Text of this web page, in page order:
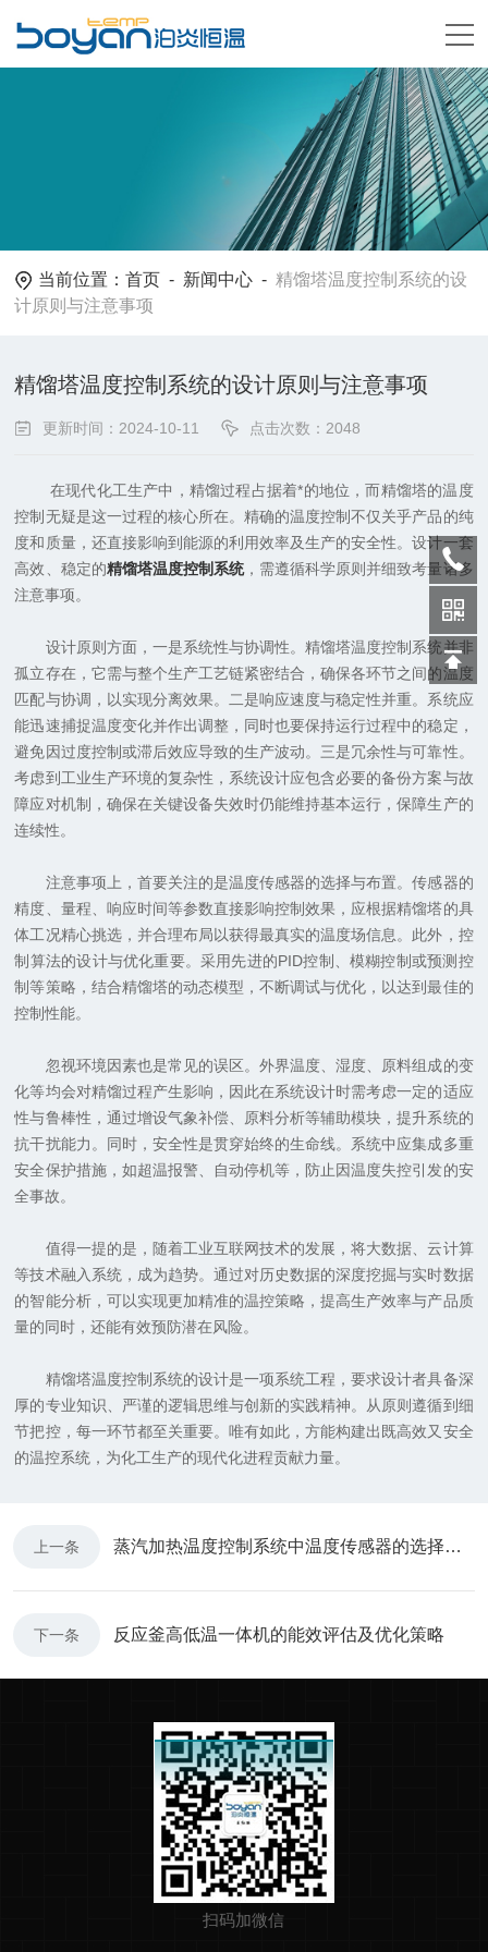
当前位置：首页 - 新闻中心 - 精馏塔温度控制系统的设
计原则与注意事项
精馏塔温度控制系统的设计原则与注意事项
更新时间：2024-10-11 点击次数：2048
在现代化工生产中，精馏过程占据着*的地位，而精馏塔的温度
控制无疑是这一过程的核心所在。精确的温度控制不仅关乎产品的纯
度和质量，还直接影响到能源的利用效率及生产的安全性。设计一套
高效、稳定的精馏塔温度控制系统，需遵循科学原则并细致考量诸多
注意事项。
设计原则方面，一是系统性与协调性。精馏塔温度控制系统并非
孤立存在，它需与整个生产工艺链紧密结合，确保各环节之间的温度
匹配与协调，以实现分离效果。二是响应速度与稳定性并重。系统应
能迅速捕捉温度变化并作出调整，同时也要保持运行过程中的稳定，
避免因过度控制或滞后效应导致的生产波动。三是冗余性与可靠性。
考虑到工业生产环境的复杂性，系统设计应包含必要的备份方案与故
障应对机制，确保在关键设备失效时仍能维持基本运行，保障生产的
连续性。
注意事项上，首要关注的是温度传感器的选择与布置。传感器的
精度、量程、响应时间等参数直接影响控制效果，应根据精馏塔的具
体工况精心挑选，并合理布局以获得最真实的温度场信息。此外，控
制算法的设计与优化重要。采用先进的PID控制、模糊控制或预测控
制等策略，结合精馏塔的动态模型，不断调试与优化，以达到最佳的
控制性能。
忽视环境因素也是常见的误区。外界温度、湿度、原料组成的变
化等均会对精馏过程产生影响，因此在系统设计时需考虑一定的适应
性与鲁棒性，通过增设气象补偿、原料分析等辅助模块，提升系统的
抗干扰能力。同时，安全性是贯穿始终的生命线。系统中应集成多重
安全保护措施，如超温报警、自动停机等，防止因温度失控引发的安
全事故。
值得一提的是，随着工业互联网技术的发展，将大数据、云计算
等技术融入系统，成为趋势。通过对历史数据的深度挖掘与实时数据
的智能分析，可以实现更加精准的温控策略，提高生产效率与产品质
量的同时，还能有效预防潜在风险。
精馏塔温度控制系统的设计是一项系统工程，要求设计者具备深
厚的专业知识、严谨的逻辑思维与创新的实践精神。从原则遵循到细
节把控，每一环节都至关重要。唯有如此，方能构建出既高效又安全
的温控系统，为化工生产的现代化进程贡献力量。
上一条 蒸汽加热温度控制系统中温度传感器的选择与应用
下一条 反应釜高低温一体机的能效评估及优化策略
扫码加微信